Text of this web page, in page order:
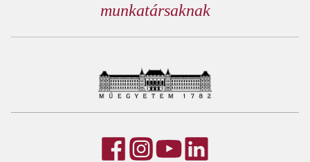
munkatársaknak